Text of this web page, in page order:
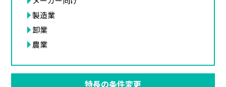
製造業
卸業
農業
特長の条件変更